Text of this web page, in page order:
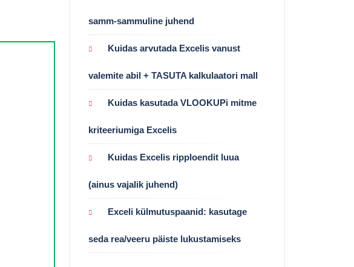
samm-sammuline juhend
Kuidas arvutada Excelis vanust
valemite abil + TASUTA kalkulaatori mall
Kuidas kasutada VLOOKUPi mitme
kriteeriumiga Excelis
Kuidas Excelis ripploendit luua
(ainus vajalik juhend)
Exceli külmutuspaanid: kasutage
seda rea/veeru päiste lukustamiseks